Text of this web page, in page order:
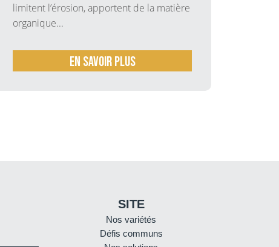
limitent l’érosion, apportent de la matière
organique...
En savoir plus
SITE
Nos variétés
Défis communs